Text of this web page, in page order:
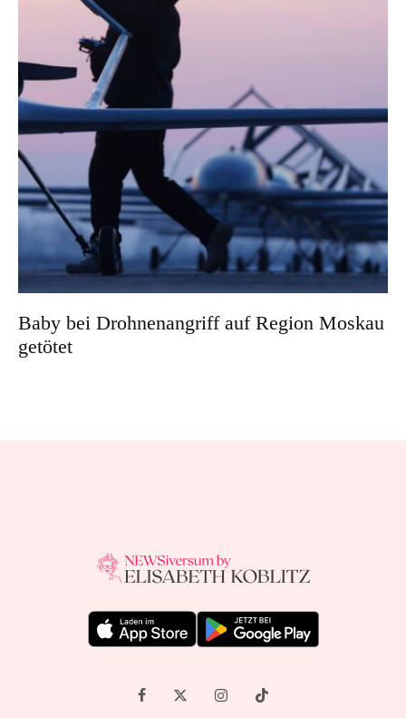
Baby bei Drohnenangriff auf Region Moskau
getötet